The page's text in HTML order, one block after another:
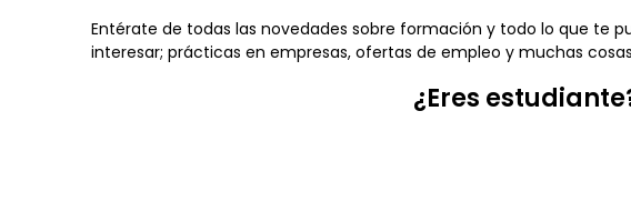
Entérate de todas las novedades sobre formación y todo lo que te
interesar; prácticas en empresas, ofertas de empleo y muchas
¿Eres